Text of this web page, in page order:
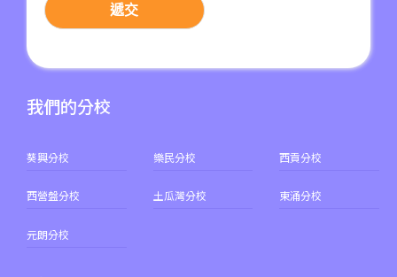
我們的分校
葵興分校
西營盤分校
元朗分校
樂民分校
土瓜灣分校
西貢分校
東涌分校
遞交